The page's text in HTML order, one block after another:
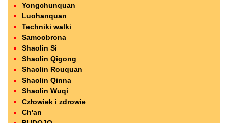
Yongchunquan
Luohanquan
Techniki walki
Samoobrona
Shaolin Si
Shaolin Qigong
Shaolin Rouquan
Shaolin Qinna
Shaolin Wuqi
Człowiek i zdrowie
Ch'an